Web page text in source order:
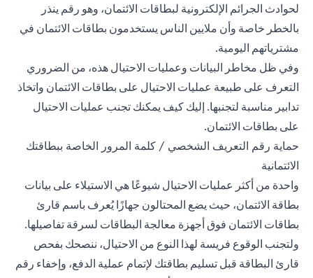
لحوادث الجرائم الإلكترونية لبطاقات الائتمان، وهو رقم ينذر
بالخطر خاصة وأن ملايين الناس يستخدمون بطاقات الائتمان في
مشترياتهم اليومية.
وفي ظل مخاطر البيانات وعمليات الاحتيال هذه، من الضروري
التعرف على طبيعة عمليات الاحتيال على بطاقات الائتمان واتخاذ
تدابير مناسبة لتجنبها. إليك كيف يمكنك تجنب عمليات الاحتيال
على بطاقات الائتمان.
حماية رقم التعريف الشخصي / كلمة المرور الخاصة ببطاقتك
الائتمانية
واحدة من أكثر عمليات الاحتيال شيوعًا هي الاستيلاء على بيانات
بطاقة الائتمان، حيث يضع المحتالون جهازًا يُعرف باسم قارئ
بطاقات الائتمان فوق أجهزة معالجة البطاقات لسرقة تفاصيلها.
ولتجنب الوقوع فريسة لهذا النوع من الاحتيال، ننصحك بفحص
قارئ البطاقة قبل تسليم بطاقتك لإتمام عملية الدفع، وإخفاء رقم